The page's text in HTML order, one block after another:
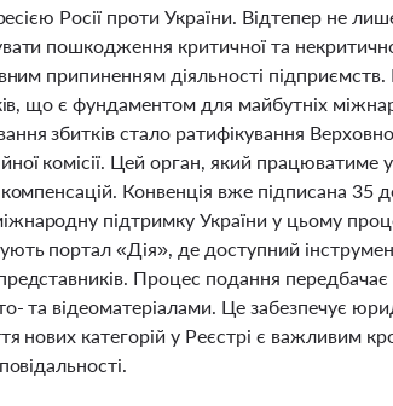
Росії проти України. Відтепер не
пошкодження критичної та
припиненням діяльності підприємств.
що є фундаментом для майбутніх
збитків стало ратифікування
комісії. Цей орган, який працюватиме
Конвенція вже підписана 35
підтримку України у цьому
портал «Дія», де доступний
Процес подання передбачає
та відеоматеріалами. Це забезпечує
нових категорій у Реєстрі є важливим